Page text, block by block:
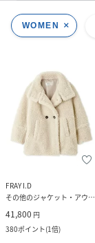
WOMEN
FRAY I.D
その他のジャケット・アウター
41,800 円
380ポイント(1倍)